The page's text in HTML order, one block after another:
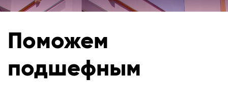
Поможем
подшефным